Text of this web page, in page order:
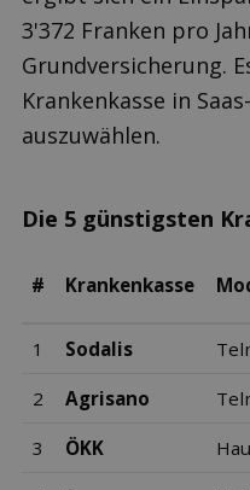
3'372 Franken pro
Grundversicherung.
Krankenkasse in
auszuwählen.
Die 5 günstigsten
# Krankenkasse
1 Sodalis
2 Agrisano
3 ÖKK